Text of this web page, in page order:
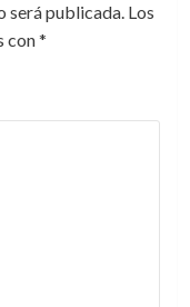
será publicada. Los
con*